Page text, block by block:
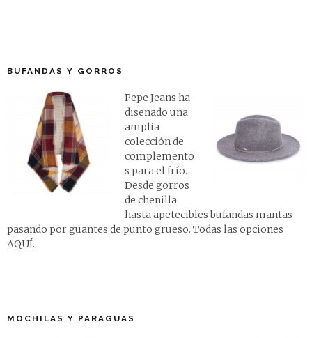
BUFANDAS Y GORROS
Pepe Jeans ha
diseñado una
amplia
colección de
complemento
s para el frío.
Desde gorros
de chenilla
hasta apetecibles bufandas mantas
pasando por guantes de punto grueso. Todas las opciones
AQUÍ.
MOCHILAS Y PARAGUAS